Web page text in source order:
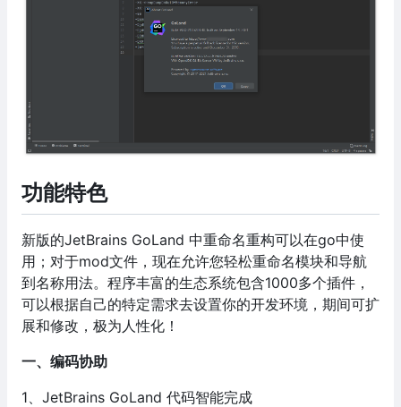
功能特色
新版的JetBrains GoLand 中重命名重构可以在go中使
用；对于mod文件，现在允许您轻松重命名模块和导航
到名称用法。程序丰富的生态系统包含1000多个插件，
可以根据自己的特定需求去设置你的开发环境，期间可扩
展和修改，极为人性化！
一、编码协助
1、JetBrains GoLand 代码智能完成